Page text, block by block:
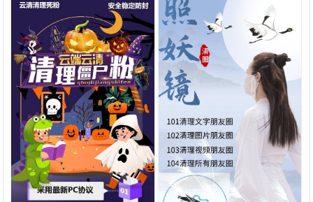
【云清清理僵尸粉】云清清理
激活码-云清清理查单删清理
单项好友/智能清理死粉
¥8.8.00 正版授权
【云端照妖镜】激活码卡密授
权官网使用地址，“免打扰清
理朋友圈”，清理可选日期 清
理图片，文字，视频，超链接
8.88.00 正版授权